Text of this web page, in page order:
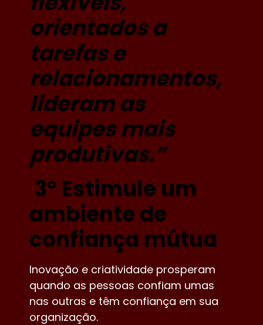
orientados a
tarefas e
relacionamentos,
lideram as
equipes mais
produtivas.”
3º Estimule um
ambiente de
confiança mútua
Inovação e criatividade prosperam
quando as pessoas confiam umas
nas outras e têm confiança em sua
organização.